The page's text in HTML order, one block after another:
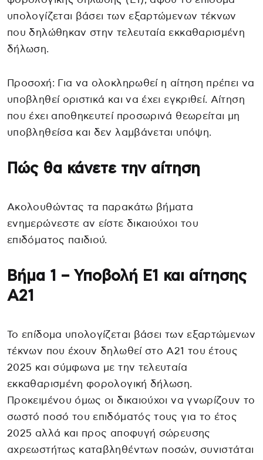
υπολογίζεται βάσει των εξαρτώμενων τέκνων
που δηλώθηκαν στην τελευταία εκκαθαρισμένη
δήλωση.
Προσοχή: Για να ολοκληρωθεί η αίτηση πρέπει να
υποβληθεί οριστικά και να έχει εγκριθεί. Αίτηση
που έχει αποθηκευτεί προσωρινά θεωρείται μη
υποβληθείσα και δεν λαμβάνεται υπόψη.
Πώς θα κάνετε την αίτηση
Ακολουθώντας τα παρακάτω βήματα
ενημερώνεστε αν είστε δικαιούχοι του
επιδόματος παιδιού.
Βήμα 1 – Υποβολή Ε1 και αίτησης
Α21
Το επίδομα υπολογίζεται βάσει των εξαρτώμενων
τέκνων που έχουν δηλωθεί στο Α21 του έτους
2025 και σύμφωνα με την τελευταία
εκκαθαρισμένη φορολογική δήλωση.
Προκειμένου όμως οι δικαιούχοι να γνωρίζουν το
σωστό ποσό του επιδόματός τους για το έτος
2025 αλλά και προς αποφυγή σώρευσης
αχρεωστήτως καταβληθέντων ποσών, συνιστάται